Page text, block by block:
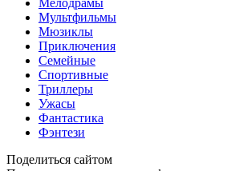
Мелодрамы
Мультфильмы
Мюзиклы
Приключения
Семейные
Спортивные
Триллеры
Ужасы
Фантастика
Фэнтези
Поделиться сайтом